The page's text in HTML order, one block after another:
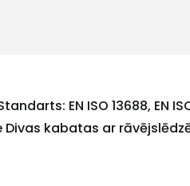
EN ISO 13688, EN
kabatas ar